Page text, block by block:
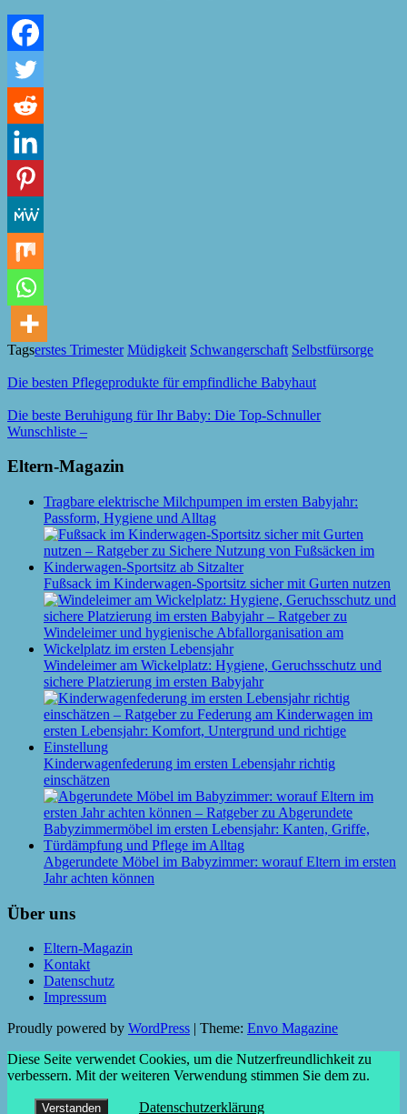
Tagserstes Trimester Müdigkeit Schwangerschaft Selbstfürsorge
Die besten Pflegeprodukte für empfindliche Babyhaut
Die beste Beruhigung für Ihr Baby: Die Top-Schnuller
Wunschliste –
Eltern-Magazin
Tragbare elektrische Milchpumpen im ersten Babyjahr:
Passform, Hygiene und Alltag
Fußsack im Kinderwagen-Sportsitz sicher mit Gurten nutzen
Windeleimer am Wickelplatz: Hygiene, Geruchsschutz und
sichere Platzierung im ersten Babyjahr
Kinderwagenfederung im ersten Lebensjahr richtig
einschätzen
Abgerundete Möbel im Babyzimmer: worauf Eltern im ersten
Jahr achten können
Über uns
Eltern-Magazin
Kontakt
Datenschutz
Impressum
Proudly powered by WordPress | Theme: Envo Magazine
Diese Seite verwendet Cookies, um die Nutzerfreundlichkeit zu
verbessern. Mit der weiteren Verwendung stimmen Sie dem zu.
Verstanden Datenschutzerklärung